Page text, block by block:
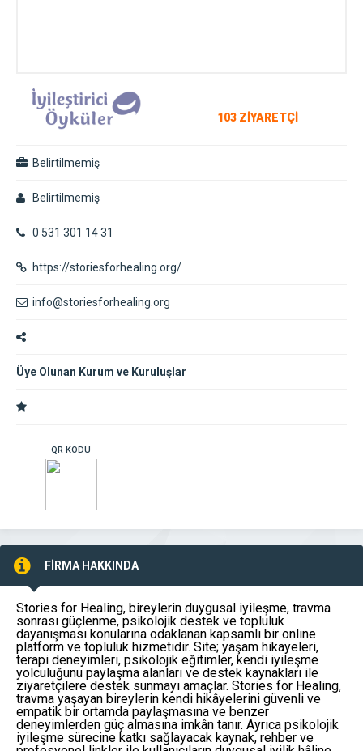
103 ZİYARETÇİ
Belirtilmemiş
Belirtilmemiş
0 531 301 14 31
https://storiesforhealing.org/
info@storiesforhealing.org
Üye Olunan Kurum ve Kuruluşlar
QR KODU
FİRMA HAKKINDA
Stories for Healing, bireylerin duygusal iyileşme, travma
sonrası güçlenme, psikolojik destek ve topluluk
dayanışması konularına odaklanan kapsamlı bir online
platform ve topluluk hizmetidir. Site; yaşam hikayeleri,
terapi deneyimleri, psikolojik eğitimler, kendi iyileşme
yolculuğunu paylaşma alanları ve destek kaynakları ile
ziyaretçilere destek sunmayı amaçlar. Stories for Healing,
travma yaşayan bireylerin kendi hikâyelerini güvenli ve
empatik bir ortamda paylaşmasına ve benzer
deneyimlerden güç almasına imkân tanır. Ayrıca psikolojik
iyileşme sürecine katkı sağlayacak kaynak, rehber ve